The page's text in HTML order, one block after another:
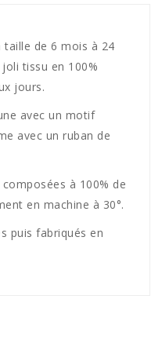
taille de 6 mois à 24
tissu en 100%
jours.
avec un motif
avec un ruban de
à 100% de
en machine à 30°.
puis fabriqués en